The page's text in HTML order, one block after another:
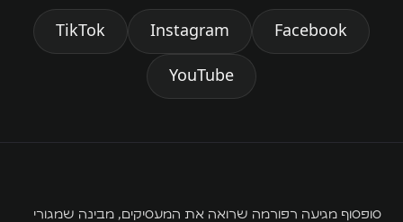
החזון שלנו
Facebook
Instagram
TikTok
YouTube
סופסוף מגיעה רפורמה שרואה את המעסיקים, מבינה שמגורי